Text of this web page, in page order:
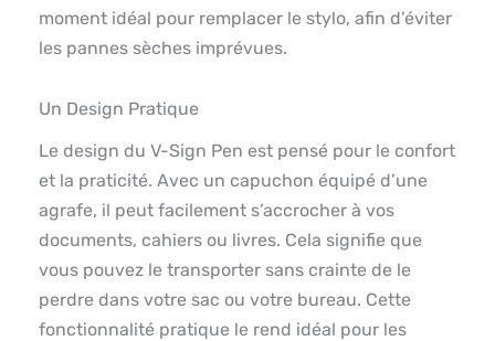
moment idéal pour remplacer le stylo, afin d’éviter
les pannes sèches imprévues.
Un Design Pratique
Le design du V-Sign Pen est pensé pour le confort
et la praticité. Avec un capuchon équipé d’une
agrafe, il peut facilement s’accrocher à vos
documents, cahiers ou livres. Cela signifie que
vous pouvez le transporter sans crainte de le
perdre dans votre sac ou votre bureau. Cette
fonctionnalité pratique le rend idéal pour les